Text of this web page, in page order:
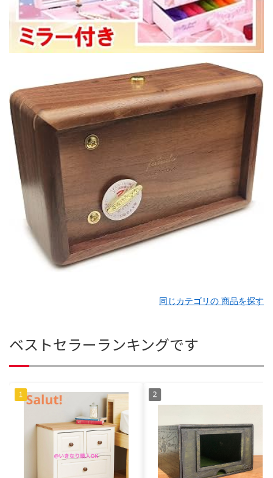
同じカテゴリの 商品を探す
ベストセラーランキングです